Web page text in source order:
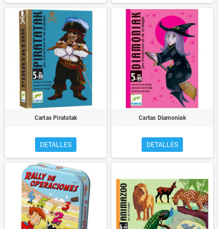
Cartas Piratatak
DETALLES
Cartas Diamoniak
DETALLES